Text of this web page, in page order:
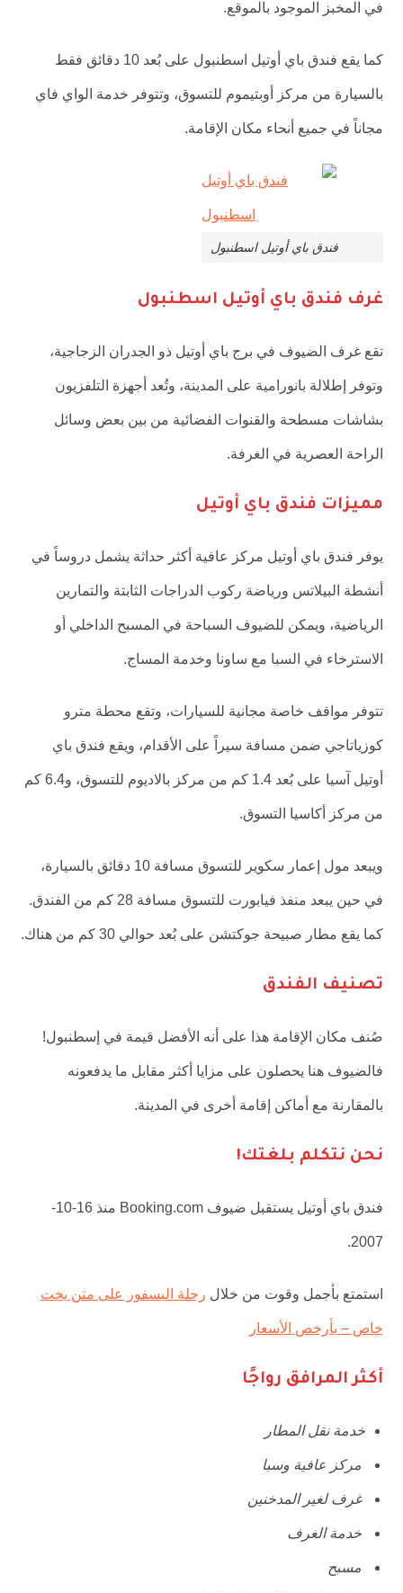
في المخبز الموجود بالموقع.
كما يقع فندق باي أوتيل اسطنبول على بُعد 10 دقائق فقط
بالسيارة من مركز أوبتيموم للتسوق، وتتوفر خدمة الواي فاي
مجاناً في جميع أنحاء مكان الإقامة.
فندق باي أوتيل اسطنبول
غرف فندق باي أوتيل اسطنبول
تقع غرف الضيوف في برج باي أوتيل ذو الجدران الزجاجية،
وتوفر إطلالة بانورامية على المدينة، وتُعد أجهزة التلفزيون
بشاشات مسطحة والقنوات الفضائية من بين بعض وسائل
الراحة العصرية في الغرفة.
مميزات فندق باي أوتيل
يوفر فندق باي أوتيل مركز عافية أكثر حداثة يشمل دروساً في
أنشطة البيلاتس ورياضة ركوب الدراجات الثابتة والتمارين
الرياضية، ويمكن للضيوف السباحة في المسبح الداخلي أو
الاسترخاء في السبا مع ساونا وخدمة المساج.
تتوفر مواقف خاصة مجانية للسيارات، وتقع محطة مترو
كوزياتاجي ضمن مسافة سيراً على الأقدام، ويقع فندق باي
أوتيل آسيا على بُعد 1.4 كم من مركز بالاديوم للتسوق، و6.4 كم
من مركز أكاسيا التسوق.
ويبعد مول إعمار سكوير للتسوق مسافة 10 دقائق بالسيارة،
في حين يبعد منفذ فيابورت للتسوق مسافة 28 كم من الفندق.
كما يقع مطار صبيحة جوكتشن على بُعد حوالي 30 كم من هناك.
تصنيف الفندق
صُنف مكان الإقامة هذا على أنه الأفضل قيمة في إسطنبول!
فالضيوف هنا يحصلون على مزايا أكثر مقابل ما يدفعونه
بالمقارنة مع أماكن إقامة أخرى في المدينة.
نحن نتكلم بلغتك!
فندق باي أوتيل يستقبل ضيوف Booking.com منذ 16-10-
2007.
استمتع بأجمل وقوت من خلال رحلة البسفور على متن يخت
خاص – بأرخص الأسعار
أكثر المرافق رواجًا
خدمة نقل المطار
مركز عافية وسبا
غرف لغير المدخنين
خدمة الغرف
مسبح